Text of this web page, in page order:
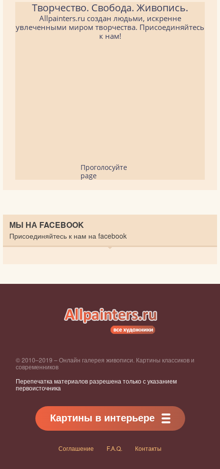
Творчество. Свобода. Живопись.
Allpainters.ru создан людьми, искренне
увлеченными миром творчества. Присоединяйтесь
к нам!
Проголосуйте
page
МЫ НА FACEBOOK
Присоединяйтесь к нам на facebook
© 2010–2019 – Онлайн галерея живописи. Картины классиков и
современников
Перепечатка материалов разрешена только с указанием
первоисточника
Картины в интерьере
Соглашение F.A.Q. Контакты